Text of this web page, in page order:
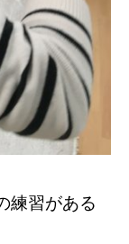
練習がある